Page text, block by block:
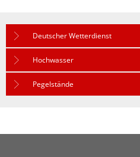
Deutscher Wetterdienst
Hochwasser
Pegelstände